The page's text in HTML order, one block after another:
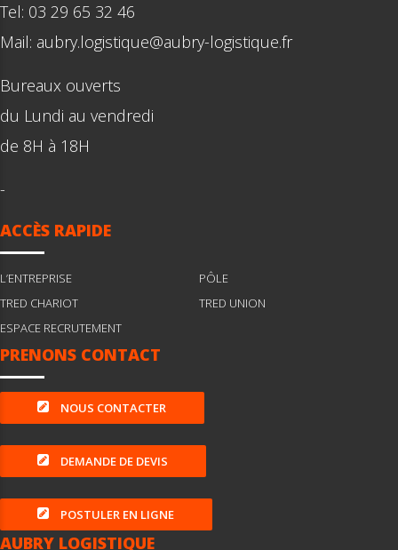
Tel: 03 29 65 32 46
Mail: aubry.logistique@aubry-logistique.fr
Bureaux ouverts
du Lundi au vendredi
de 8H à 18H
-
ACCÈS RAPIDE
L’ENTREPRISE
PÔLE
TRED CHARIOT
TRED UNION
ESPACE RECRUTEMENT
PRENONS CONTACT
NOUS CONTACTER
DEMANDE DE DEVIS
POSTULER EN LIGNE
AUBRY LOGISTIQUE